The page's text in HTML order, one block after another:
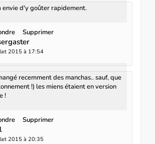
envie d'y goûter rapidement.
Supprimer
2015 à 17:54
recemment des manchas.. sauf, que
!) les miens étaient en version
!
Supprimer
2015 à 20:35